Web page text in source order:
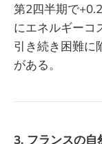
第2四半期で
にエネルギーコ
引き続き困難に
がある。
3. フランスの自